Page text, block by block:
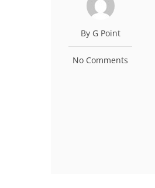
By G Point
No Comments